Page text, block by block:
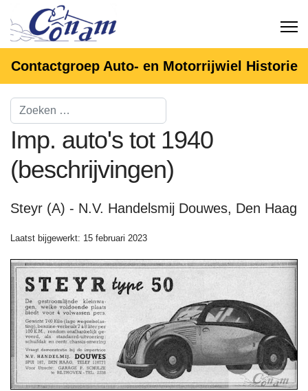
Contactgroep Auto- en Motorrijwiel Historie
Imp. auto's tot 1940
(beschrijvingen)
Steyr (A) - N.V. Handelsmij Douwes, Den Haag
Laatst bijgewerkt: 15 februari 2023